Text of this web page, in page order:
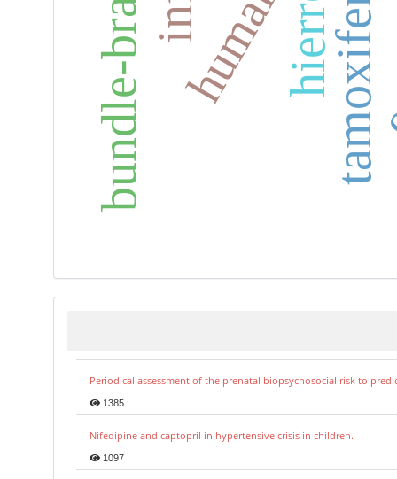
tamoxifen
hierro
Periodical assessment of the prenatal biopsychosocial risk to
1385
Nifedipine and captopril in hypertensive crisis in children.
1097